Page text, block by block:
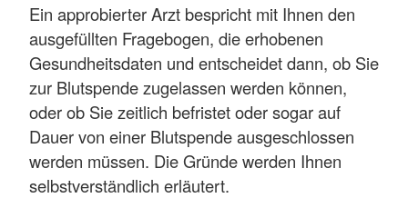
Ein approbierter Arzt bespricht mit Ihnen den
ausgefüllten Fragebogen, die erhobenen
Gesundheitsdaten und entscheidet dann, ob Sie
zur Blutspende zugelassen werden können,
oder ob Sie zeitlich befristet oder sogar auf
Dauer von einer Blutspende ausgeschlossen
werden müssen. Die Gründe werden Ihnen
selbstverständlich erläutert.